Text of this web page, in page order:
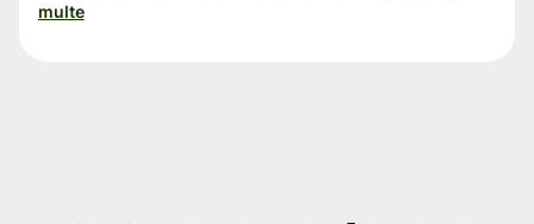
multe